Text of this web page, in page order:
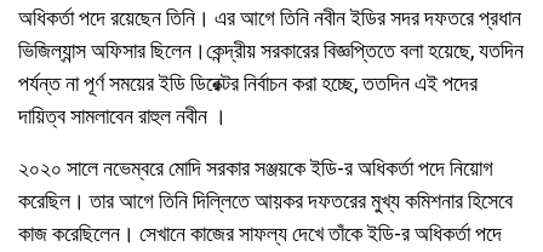
অধিকর্তা পদে রয়েছেন তিনি। এর আগে তিনি নবীন ইডির সদর দফতরে প্রধান
ভিজিল্যান্স অফিসার ছিলেন।কেন্দ্রীয় সরকারের বিজ্ঞপ্তিতে বলা হয়েছে, যতদিন
পর্যন্ত না পূর্ণ সময়ের ইডি ডিরেক্টর নির্বাচন করা হচ্ছে, ততদিন এই পদের
দায়িত্ব সামলাবেন রাহুল নবীন ।
২০২০ সালে নভেম্বরে মোদি সরকার সঞ্জয়কে ইডি-র অধিকর্তা পদে নিয়োগ
করেছিল। তার আগে তিনি দিল্লিতে আয়কর দফতরের মুখ্য কমিশনার হিসেবে
কাজ করেছিলেন। সেখানে কাজের সাফল্য দেখে তাঁকে ইডি-র অধিকর্তা পদে